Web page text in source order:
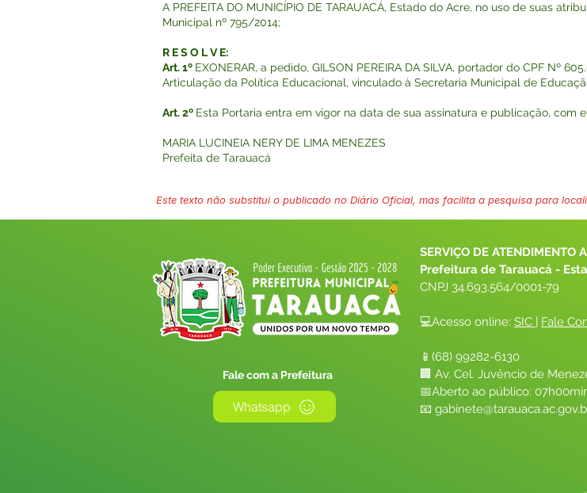
A PREFEITA DO MUNICÍPIO DE TARAUACÁ, Estado do Acre, no uso de suas
Municipal nº 795/2014;
R E S O L V E:
Art. 1º EXONERAR, a pedido, GILSON PEREIRA DA SILVA, portador do CPF Nº
Articulação da Política Educacional, vinculado à Secretaria Municipal de
Art. 2º Esta Portaria entra em vigor na data de sua assinatura e publicação, com
MARIA LUCINEIA NERY DE LIMA MENEZES
Prefeita de Tarauacá
Este texto não substitui o publicado no Diário Oficial, mas facilita a pesquisa para
Fale com a Prefeitura
Whatsapp
SERVIÇO DE ATENDIMENTO
Prefeitura de Tarauacá -
CNPJ 34.693.564/0001-79
💻Acesso online: SIC | Fale
📱(68) 99282-6130
🏢 Av. Cel. Juvêncio de
📅Aberto ao público:
📧